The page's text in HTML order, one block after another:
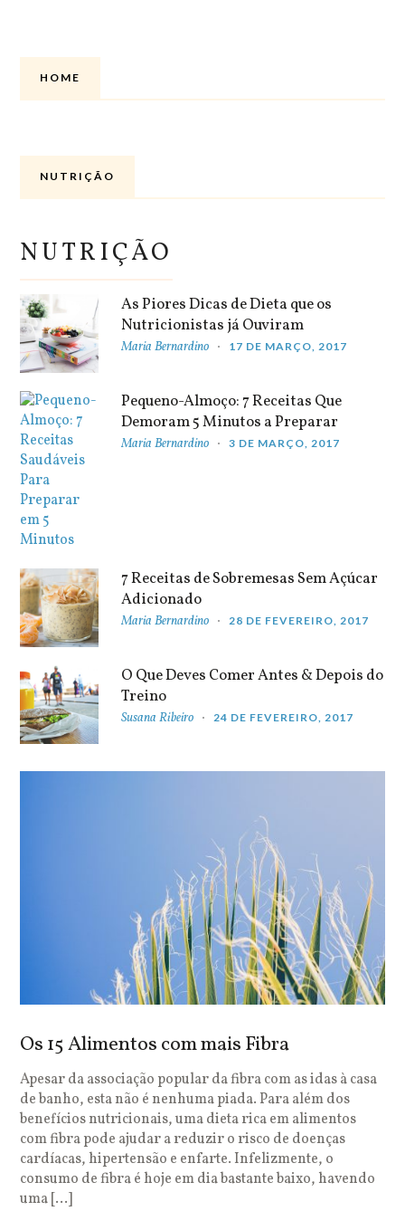
HOME
NUTRIÇÃO
NUTRIÇÃO
As Piores Dicas de Dieta que os
Nutricionistas já Ouviram
Maria Bernardino 17 DE MARÇO, 2017
Pequeno-Almoço: 7 Receitas Que
Demoram 5 Minutos a Preparar
Maria Bernardino 3 DE MARÇO, 2017
7 Receitas de Sobremesas Sem Açúcar
Adicionado
Maria Bernardino 28 DE FEVEREIRO, 2017
O Que Deves Comer Antes & Depois do
Treino
Susana Ribeiro 24 DE FEVEREIRO, 2017
Os 15 Alimentos com mais Fibra
Apesar da associação popular da fibra com as idas à casa
de banho, esta não é nenhuma piada. Para além dos
benefícios nutricionais, uma dieta rica em alimentos
com fibra pode ajudar a reduzir o risco de doenças
cardíacas, hipertensão e enfarte. Infelizmente, o
consumo de fibra é hoje em dia bastante baixo, havendo
uma […]